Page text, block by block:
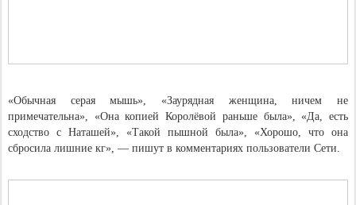
«Обычная серая мышь», «Заурядная женщина, ничем не
примечательна», «Она копией Королёвой раньше была», «Да, есть
сходство с Наташей», «Такой пышной была», «Хорошо, что она
сбросила лишние кг», — пишут в комментариях пользователи Сети.